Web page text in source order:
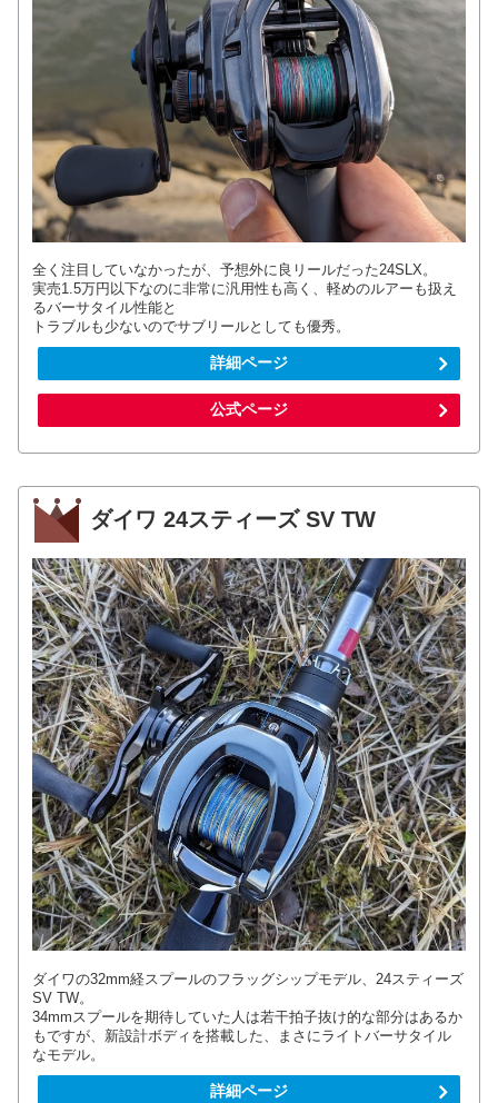
全く注目していなかったが、予想外に良リールだった24SLX。
実売1.5万円以下なのに非常に汎用性も高く、軽めのルアーも扱え
るバーサタイル性能と
トラブルも少ないのでサブリールとしても優秀。
詳細ページ
公式ページ
ダイワ 24スティーズ SV TW
ダイワの32mm経スプールのフラッグシップモデル、24スティーズ
SV TW。
34mmスプールを期待していた人は若干拍子抜け的な部分はあるか
もですが、新設計ボディを搭載した、まさにライトバーサタイル
なモデル。
詳細ページ